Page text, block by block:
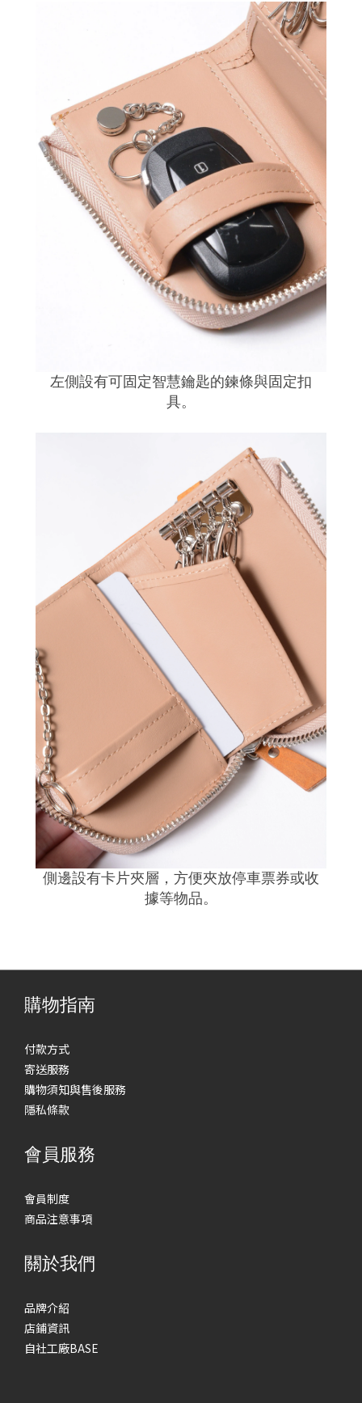
左側設有可固定智慧鑰匙的鍊條與固定扣
具。
側邊設有卡片夾層，方便夾放停車票券或收
據等物品。
購物指南
付款方式
寄送服務
購物須知與售後服務
隱私條款
會員服務
會員制度
商品注意事項
關於我們
品牌介紹
店鋪資訊
自社工廠BASE